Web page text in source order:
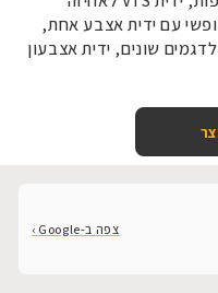
עם ידית אצבע אחת,
שונים, ידית אצבעון
צפה ב-Google ›